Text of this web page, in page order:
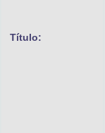
Título: